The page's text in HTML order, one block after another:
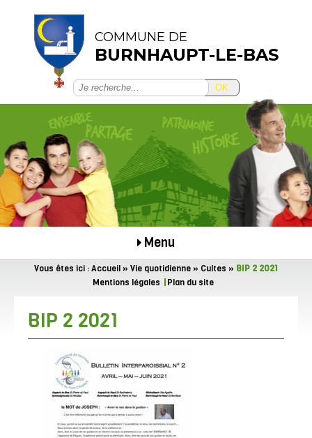
COMMUNE DE
BURNHAUPT-LE-BAS
OK
Menu
Vous êtes ici :Accueil » Vie quotidienne » Cultes » BIP 2 2021
Mentions légales
Plan du site
BIP 2 2021